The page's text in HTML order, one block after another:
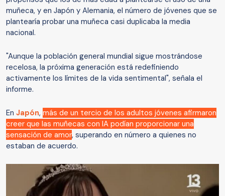
muñeca, y en Japón y Alemania, el número de jóvenes que se
plantearía probar una muñeca casi duplicaba la media
nacional.
"Aunque la población general mundial sigue mostrándose
recelosa, la próxima generación está redefiniendo
activamente los límites de la vida sentimental", señala el
informe.
En Japón, más de un tercio de los adultos jóvenes afirmaron
creer que las muñecas con IA podían proporcionar una
sensación de amor, superando en número a quienes no
estaban de acuerdo.